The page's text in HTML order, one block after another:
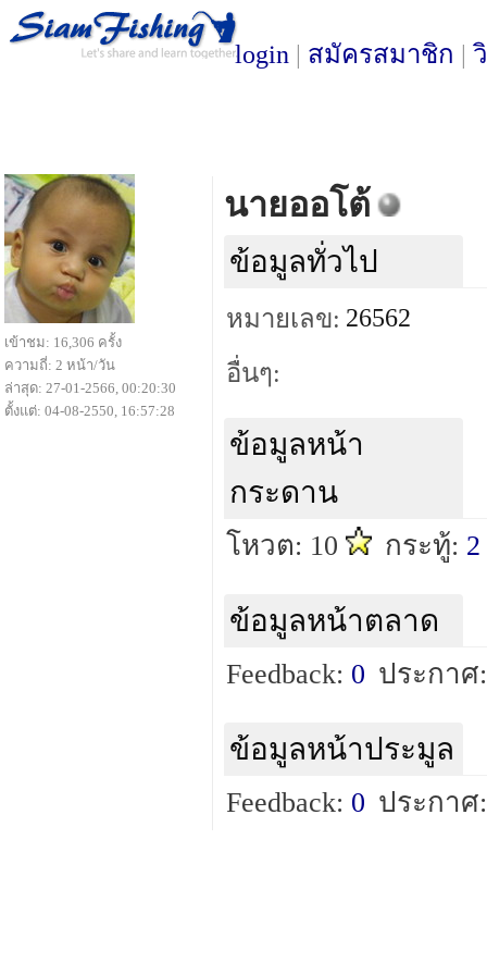
login | สมัครสมาชิก |
นายออโต้
ข้อมูลทั่วไป
หมายเลข: 26562
อื่นๆ:
ข้อมูลหน้า
กระดาน
โหวต: 10 กระทู้: 2
ข้อมูลหน้าตลาด
Feedback: 0 ประกาศ
ข้อมูลหน้าประมูล
Feedback: 0 ประกาศ
เข้าชม: 16,306 ครั้ง
ความถี่: 2 หน้า/วัน
ล่าสุด: 27-01-2566, 00:20:30
ตั้งแต่: 04-08-2550, 16:57:28